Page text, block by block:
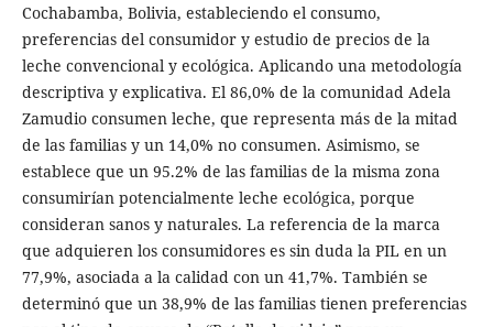
Cochabamba, Bolivia, estableciendo el consumo,
preferencias del consumidor y estudio de precios de la
leche convencional y ecológica. Aplicando una metodología
descriptiva y explicativa. El 86,0% de la comunidad Adela
Zamudio consumen leche, que representa más de la mitad
de las familias y un 14,0% no consumen. Asimismo, se
establece que un 95.2% de las familias de la misma zona
consumirían potencialmente leche ecológica, porque
consideran sanos y naturales. La referencia de la marca
que adquieren los consumidores es sin duda la PIL en un
77,9%, asociada a la calidad con un 41,7%. También se
determinó que un 38,9% de las familias tienen preferencias